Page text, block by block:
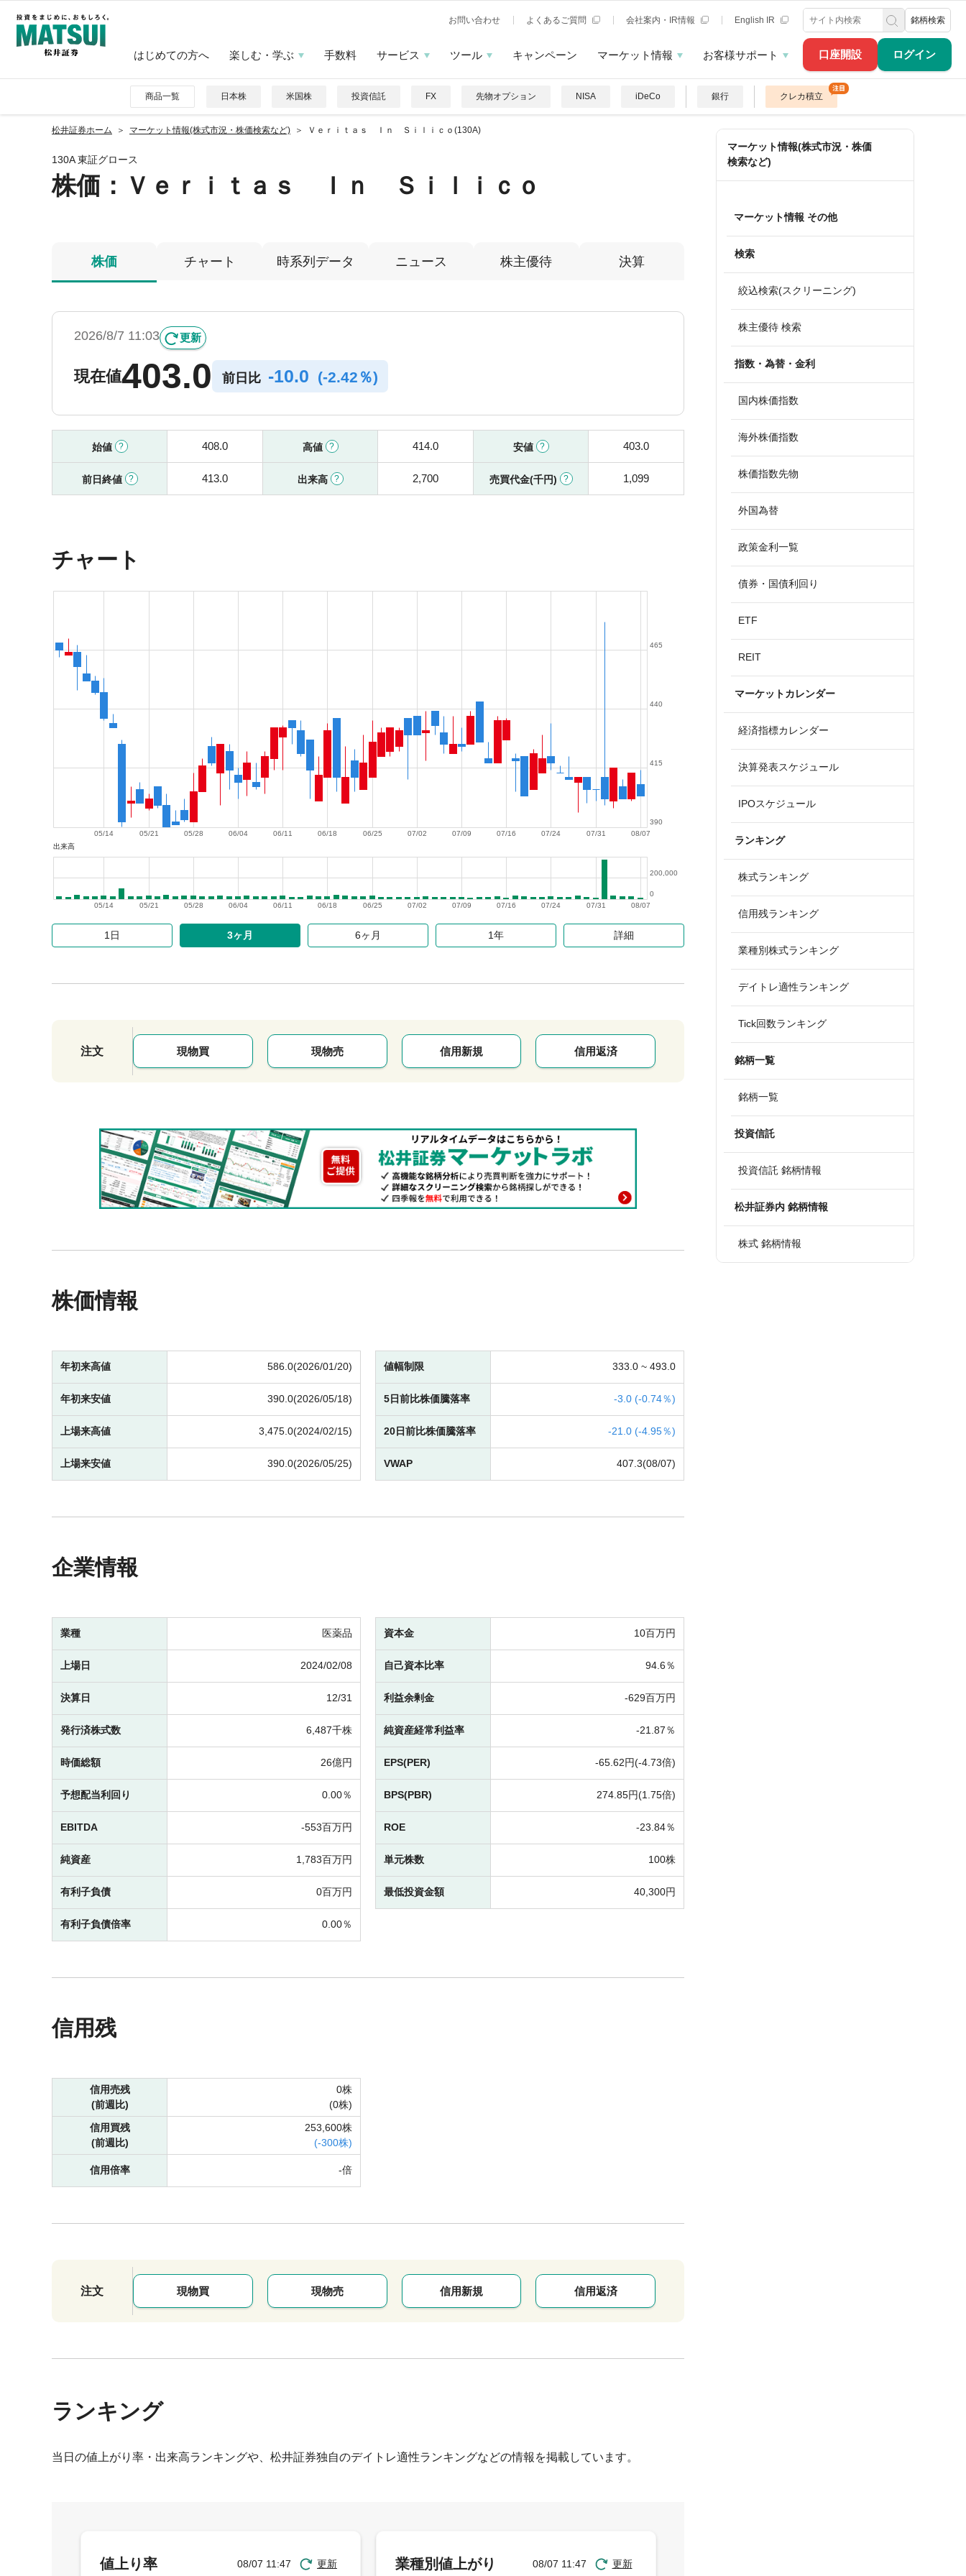
口座開設 ログイン
お問い合わせ よくあるご質問 会社案内・IR情報 English IR 銘柄検索
はじめての方へ 楽しむ・学ぶ 手数料 サービス ツール キャンペーン マーケット情報 お客様サポート
商品一覧 日本株 米国株 投資信託 FX 先物オプション NISA iDeCo 銀行 クレカ積立
松井証券ホーム マーケット情報(株式市況・株価検索など) Ｖｅｒｉｔａｓ Ｉｎ Ｓｉｌｉｃｏ(130A)
130A 東証グロース
株価 ：Ｖｅｒｉｔａｓ Ｉｎ Ｓｉｌｉｃｏ
株価 チャート 時系列データ ニュース 株主優待 決算
2026/8/7 11:03 更新
現在値403.0 前日比 -10.0 (-2.42％)
始値 408.0 高値 414.0 安値 403.0
前日終値 413.0 出来高 2,700 売買代金(千円) 1,099
チャート
08/07
07/31
07/24
07/16
07/09
07/02
06/25
06/18
06/11
06/04
05/28
05/21
05/14
390
415
440
465
出来高
08/07
07/31
07/24
07/16
07/09
07/02
06/25
06/18
06/11
06/04
05/28
05/21
05/14
0
200,000
1日 3ヶ月 6ヶ月 1年 詳細
注文 現物買 現物売 信用新規 信用返済
株価情報
年初来高値 586.0(2026/01/20)
年初来安値 390.0(2026/05/18)
上場来高値 3,475.0(2024/02/15)
上場来安値 390.0(2026/05/25)
値幅制限 333.0 ~ 493.0
5日前比株価騰落率 -3.0 (-0.74％)
20日前比株価騰落率 -21.0 (-4.95％)
VWAP 407.3(08/07)
企業情報
業種 医薬品
上場日 2024/02/08
決算日 12/31
発行済株式数 6,487千株
時価総額 26億円
予想配当利回り 0.00％
EBITDA -553百万円
純資産 1,783百万円
有利子負債 0百万円
有利子負債倍率 0.00％
資本金 10百万円
自己資本比率 94.6％
利益余剰金 -629百万円
純資産経常利益率 -21.87％
EPS(PER) -65.62円(-4.73倍)
BPS(PBR) 274.85円(1.75倍)
ROE -23.84％
単元株数 100株
最低投資金額 40,300円
信用残
信用売残
(前週比)
0株
(0株)
信用買残
(前週比)
253,600株
(-300株)
信用倍率 -倍
注文 現物買 現物売 信用新規 信用返済
ランキング
当日の値上がり率・出来高ランキングや、松井証券独自のデイトレ適性ランキングなどの情報を掲載しています。
マーケット情報(株式市況・株価
検索など)
マーケット情報 その他
検索
絞込検索(スクリーニング)
株主優待 検索
指数・為替・金利
国内株価指数
海外株価指数
株価指数先物
外国為替
政策金利一覧
債券・国債利回り
ETF
REIT
マーケットカレンダー
経済指標カレンダー
決算発表スケジュール
IPOスケジュール
ランキング
株式ランキング
信用残ランキング
業種別株式ランキング
デイトレ適性ランキング
Tick回数ランキング
銘柄一覧
銘柄一覧
投資信託
投資信託 銘柄情報
松井証券内 銘柄情報
株式 銘柄情報